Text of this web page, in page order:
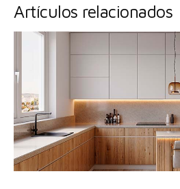
Artículos relacionados